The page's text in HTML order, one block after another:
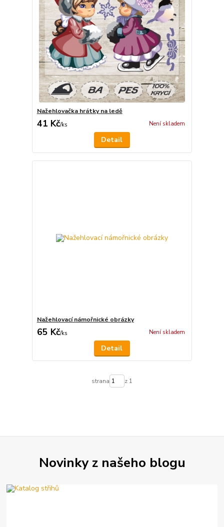
Nažehlovačka hrátky na ledě
41 Kč/ks Není skladem
Detail
Nažehlovací námořnické obrázky
65 Kč/ks Není skladem
Detail
strana z 1
Novinky z našeho blogu